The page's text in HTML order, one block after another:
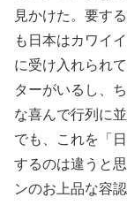
見かけた。要す
も日本はカワイ
に受け入れられ
ターがいるし、
な喜んで行列に
でも、これを「
するのは違うと
ンのお上品な容